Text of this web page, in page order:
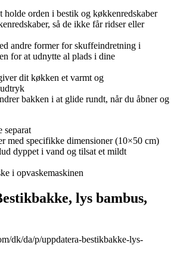
holde orden i bestik og køkkenredskaber
så de ikke får ridser eller
andre former for skuffeindretning i
for at udnytte al plads i dine
dit køkken et varmt og
bakken i at glide rundt, når du åbner og
separat
med specifikke dimensioner (10×50 cm)
dyppet i vand og tilsat et mildt
i opvaskemaskinen
lys bambus,
dk/da/p/uppdatera-bestikbakke-lys-